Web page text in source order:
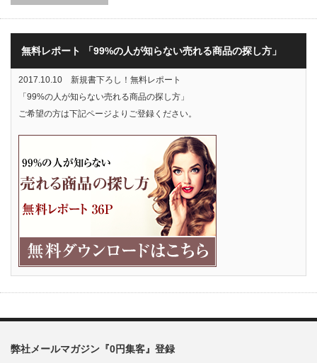
無料レポート 「99%の人が知らない売れる商品の探し方」
2017.10.10 新規書下ろし！無料レポート
「99%の人が知らない売れる商品の探し方」
ご希望の方は下記ページよりご登録ください。
弊社メールマガジン『0円集客』登録